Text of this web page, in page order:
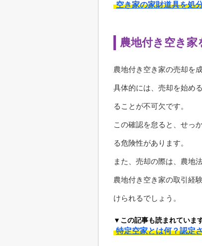
空き家の家財道具を処
農地付き空き家
農地付き空き家の売却を
具体的には、売却を始め
ることが不可欠です。
この確認を怠ると、せっ
る危険性があります。
また、売却の際は、農地
農地付き空き家の取引経
けられるでしょう。
▼この記事も読まれていま
特定空家とは何？認定